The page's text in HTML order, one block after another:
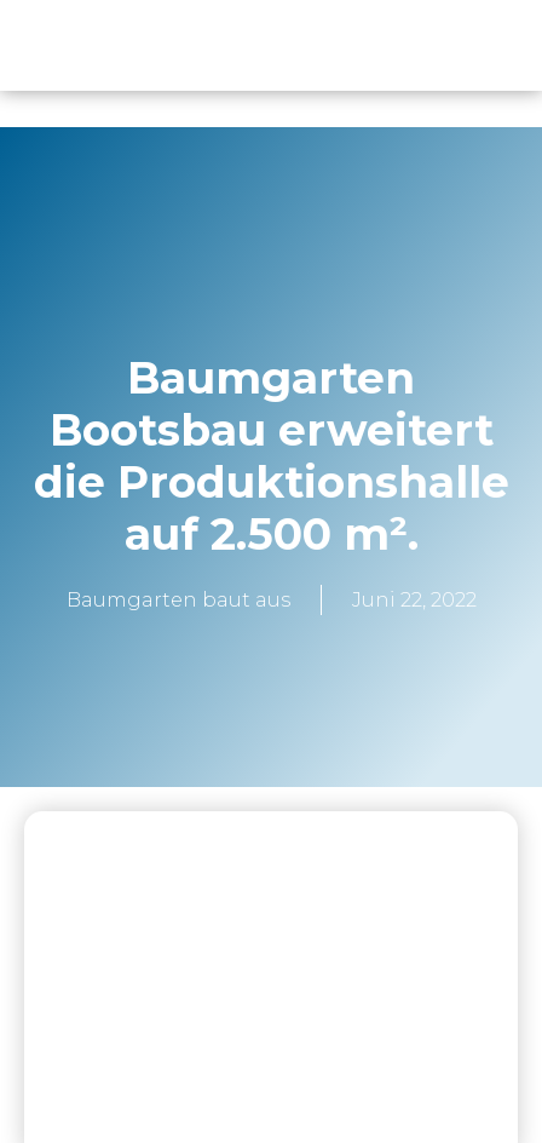
Baumgarten
Bootsbau erweitert
die Produktionshalle
auf 2.500 m².
Baumgarten baut aus Juni 22, 2022